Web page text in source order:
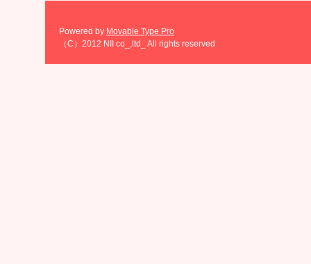
Powered by Movable Type Pro
（C）2012 NII co_,ltd_ All rights reserved